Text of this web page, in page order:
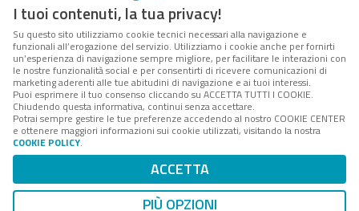
Forumpa.itè una pubblicazione telematica iscritta
presso Registro della stampa del Tribunale di Roma -
Reg. n. 182 del 2 maggio 2008 - Direttore resp. Michela
Stentella
FPA s.r.l. è società soggetta a Direzione e
Coordinamento da parte di Digital360 S.p.A. - FPA s.r.l.
è un'azienda certificata per il sistema di management
Codice Fiscale/Partita IVA n. 10693191008 - R.E.A. Roma
n. 1249791. ISP AWS
Mappa del sito
I tuoi contenuti, la tua privacy!
Su questo sito utilizziamo cookie tecnici necessari alla navigazione e
funzionali all’erogazione del servizio. Utilizziamo i cookie anche per fornirti
un’esperienza di navigazione sempre migliore, per facilitare le interazioni con
le nostre funzionalità social e per consentirti di ricevere comunicazioni di
marketing aderenti alle tue abitudini di navigazione e ai tuoi interessi.
Puoi esprimere il tuo consenso cliccando su ACCETTA TUTTI I COOKIE.
Chiudendo questa informativa, continui senza accettare.
Potrai sempre gestire le tue preferenze accedendo al nostro COOKIE CENTER
e ottenere maggiori informazioni sui cookie utilizzati, visitando la nostra
COOKIE POLICY.
ACCETTA
PIÙ OPZIONI